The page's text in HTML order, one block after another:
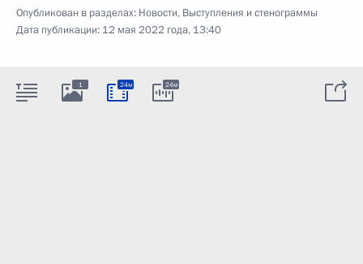
Опубликован в разделах: Новости, Выступления и стенограммы
Дата публикации: 12 мая 2022 года, 13:40
1 24м 24м